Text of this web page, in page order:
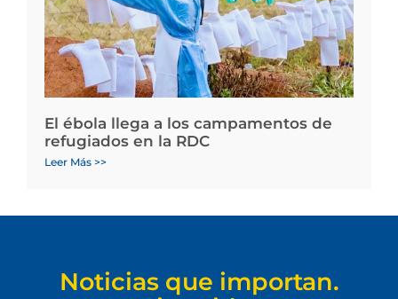
El ébola llega a los campamentos de
refugiados en la RDC
Leer Más >>
Noticias que importan.